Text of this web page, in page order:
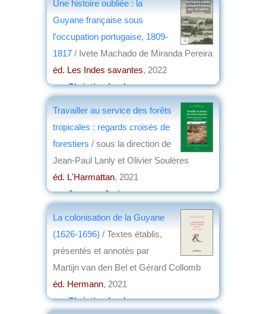
Une histoire oubliée : la
Guyane française sous
l'occupation portugaise, 1809-
1817 / Ivete Machado de Miranda Pereira
éd. Les Indes savantes, 2022
parChristian Lochon
Travailler au service des forêts
tropicales : regards croisés de
forestiers / sous la direction de
Jean-Paul Lanly et Olivier Soulères
éd. L'Harmattan, 2021
parJacques Arrignon
La colonisation de la Guyane
(1626-1696) / Textes établis,
présentés et annotés par
Martijn van den Bel et Gérard Collomb
éd. Hermann, 2021
parChristian Lochon